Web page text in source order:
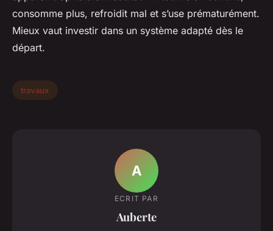
consomme plus, refroidit mal et s’use prématurément.
Mieux vaut investir dans un système adapté dès le
départ.
travaux
A
ECRIT PAR
Auberte